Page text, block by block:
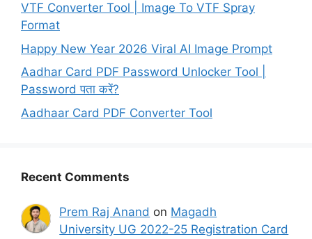
VTF Converter Tool | Image To VTF Spray
Format
Happy New Year 2026 Viral AI Image Prompt
Aadhar Card PDF Password Unlocker Tool |
Password पता करें?
Aadhaar Card PDF Converter Tool
Recent Comments
Prem Raj Anand on Magadh
University UG 2022-25 Registration Card